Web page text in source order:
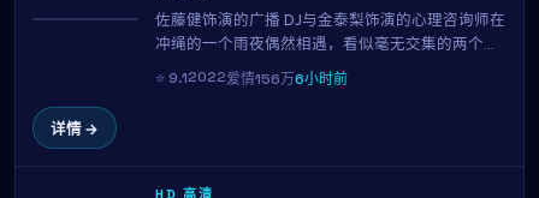
佐藤健饰演的广播 DJ与金泰梨饰演的心理咨询师在
冲绳的一个雨夜偶然相遇，看似毫无交集的两个
人，因为一封被错送的信、一首循环播放的旧歌、
或是一只走失的猫，开始走进彼此的日常。这部由
⭐ 9.12022爱情156万6小时前
详情 →
HD 高清